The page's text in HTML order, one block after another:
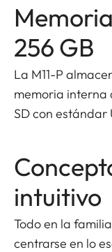
256 GB
La M11-P
memoria interna
SD con estándar
intuitivo
Todo en la
centrarse en lo